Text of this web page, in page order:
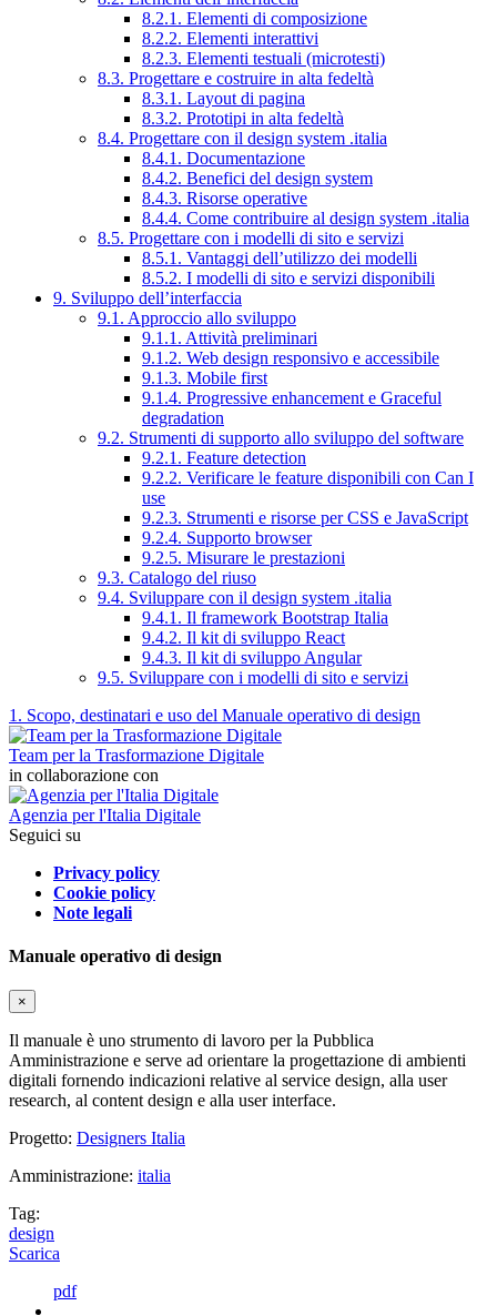
8.2.1. Elementi di composizione
8.2.2. Elementi interattivi
8.2.3. Elementi testuali (microtesti)
8.3. Progettare e costruire in alta fedeltà
8.3.1. Layout di pagina
8.3.2. Prototipi in alta fedeltà
8.4. Progettare con il design system .italia
8.4.1. Documentazione
8.4.2. Benefici del design system
8.4.3. Risorse operative
8.4.4. Come contribuire al design system .italia
8.5. Progettare con i modelli di sito e servizi
8.5.1. Vantaggi dell’utilizzo dei modelli
8.5.2. I modelli di sito e servizi disponibili
9. Sviluppo dell’interfaccia
9.1. Approccio allo sviluppo
9.1.1. Attività preliminari
9.1.2. Web design responsivo e accessibile
9.1.3. Mobile first
9.1.4. Progressive enhancement e Graceful
degradation
9.2. Strumenti di supporto allo sviluppo del software
9.2.1. Feature detection
9.2.2. Verificare le feature disponibili con Can I
use
9.2.3. Strumenti e risorse per CSS e JavaScript
9.2.4. Supporto browser
9.2.5. Misurare le prestazioni
9.3. Catalogo del riuso
9.4. Sviluppare con il design system .italia
9.4.1. Il framework Bootstrap Italia
9.4.2. Il kit di sviluppo React
9.4.3. Il kit di sviluppo Angular
9.5. Sviluppare con i modelli di sito e servizi
1. Scopo, destinatari e uso del Manuale operativo di design
Team per la Trasformazione Digitale
in collaborazione con
Agenzia per l'Italia Digitale
Seguici su
Privacy policy
Cookie policy
Note legali
Manuale operativo di design
×
Il manuale è uno strumento di lavoro per la Pubblica
Amministrazione e serve ad orientare la progettazione di ambienti
digitali fornendo indicazioni relative al service design, alla user
research, al content design e alla user interface.
Progetto: Designers Italia
Amministrazione: italia
Tag:
design
Scarica
pdf